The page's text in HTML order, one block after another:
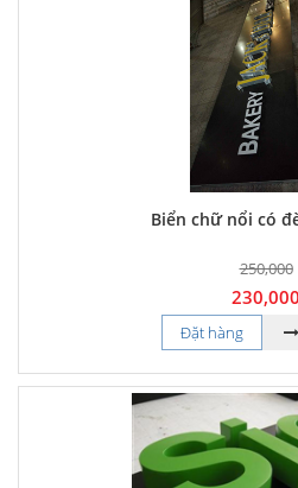
Biển chữ nổi có
250,000
230,000
Đặt hàng